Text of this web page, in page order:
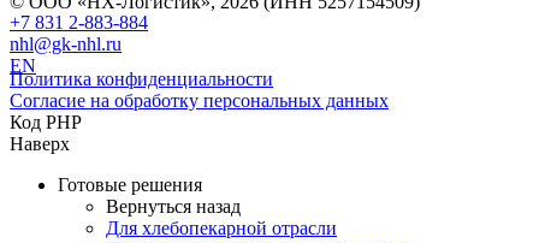
+7 831 2-883-884
nhl@gk-nhl.ru
EN
Политика конфиденциальности
Согласие на обработку персональных данных
Код PHP
Наверх
Готовые решения
Вернуться назад
Для хлебопекарной отрасли